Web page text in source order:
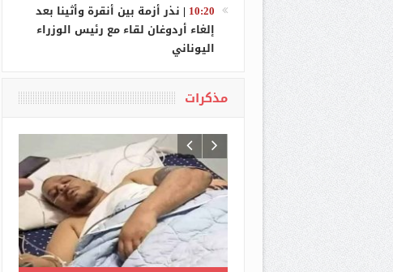
10:20
| نذر أزمة بين أنقرة وأثينا بعد
إلغاء أردوغان لقاء مع رئيس الوزراء
اليوناني
مذكرات